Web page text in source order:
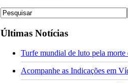
Últimas Notícias
Turfe mundial de luto pela
Acompanhe as Indicações em